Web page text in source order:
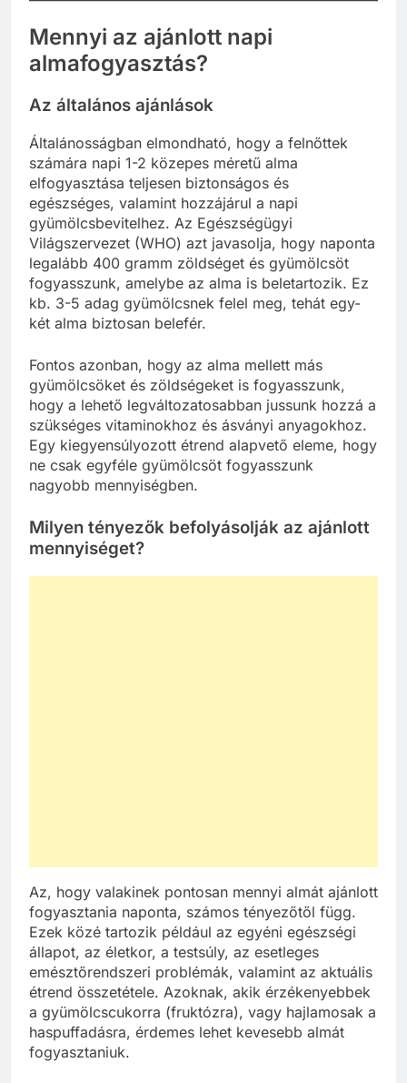
Mennyi az ajánlott napi
almafogyasztás?
Az általános ajánlások
Általánosságban elmondható, hogy a felnőttek
számára napi 1-2 közepes méretű alma
elfogyasztása teljesen biztonságos és
egészséges, valamint hozzájárul a napi
gyümölcsbevitelhez. Az Egészségügyi
Világszervezet (WHO) azt javasolja, hogy naponta
legalább 400 gramm zöldséget és gyümölcsöt
fogyasszunk, amelybe az alma is beletartozik. Ez
kb. 3-5 adag gyümölcsnek felel meg, tehát egy-
két alma biztosan belefér.
Fontos azonban, hogy az alma mellett más
gyümölcsöket és zöldségeket is fogyasszunk,
hogy a lehető legváltozatosabban jussunk hozzá a
szükséges vitaminokhoz és ásványi anyagokhoz.
Egy kiegyensúlyozott étrend alapvető eleme, hogy
ne csak egyféle gyümölcsöt fogyasszunk
nagyobb mennyiségben.
Milyen tényezők befolyásolják az ajánlott
mennyiséget?
Az, hogy valakinek pontosan mennyi almát ajánlott
fogyasztania naponta, számos tényezőtől függ.
Ezek közé tartozik például az egyéni egészségi
állapot, az életkor, a testsúly, az esetleges
emésztőrendszeri problémák, valamint az aktuális
étrend összetétele. Azoknak, akik érzékenyebbek
a gyümölcscukorra (fruktózra), vagy hajlamosak a
haspuffadásra, érdemes lehet kevesebb almát
fogyasztaniuk.